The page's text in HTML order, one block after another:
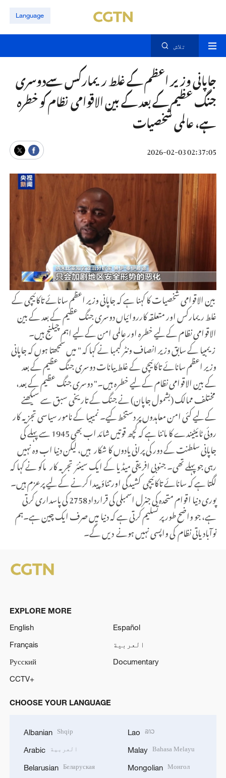
Language
تلاش
جاپانی وزیر اعظم کے غلط ریمارکس سےدوسری
جنگ عظیم کے بعد کے بین الاقوامی نظام کو خطرہ
ہے، عالمی شخصیات
02:37:05 2026-02-03
بین الاقوامی شخصیات کا کہنا ہے کہ جاپانی وزیر اعظم سانائے تاکائیچی کے
غلط ریمارکس اور متعلقہ کارروائیاں دوسری جنگ عظیم کے بعد کے بین
الاقوامی نظام کے لیے خطرہ اور عالمی امن کے لیے اہم چیلنج ہیں۔
زیمبیا کے سابق وزیر انصاف ونٹر کبمبا نے کہا کہ " میں سمجھتا ہوں کہ جاپانی
وزیر اعظم سانائے تاکائیچی کے غلط بیانات دوسری جنگ عظیم کے بعد
کے بین الاقوامی نظام کے لیے خطرہ ہیں۔" دوسری جنگ عظیم کے بعد،
مختلف ممالک (بشمول جاپان) نے جنگ کے تاریخی سبق سے سیکھنے
کے لیے کئی امن معاہدوں پر دستخط کیے۔ نمیبیا کے نامور سیاسی تجزیہ کار
روئی ٹائیٹیندے کا ماننا ہے کہ کچھ قوتیں شائد اب بھی 1945 سے پہلے کی
جاپانی سلطنت کے دور کی پرانی یادوں کا شکار ہیں، لیکن دنیا اب وہ نہیں
رہی جو پہلے تھی۔ جنوبی افریقی میڈیا کے ایک سینئر تجربہ کار ماکو نے کہا کہ
لگتا ہے کہ سانائے تاکائیچی کشیدگی اور تناؤ پیدا کرنے کے لیے پرعزم ہیں۔
پوری دنیا اقوام متحدہ کی جنرل اسمبلی کی قرارداد 2758 کی پاسداری کرتی
ہے، جو واضح طور پر تسلیم کرتی ہے کہ دنیا میں صرف ایک چین ہے۔ہم
نوآبادیاتی نظام کی واپسی نہیں ہونے دیں گے۔
EXPLORE MORE
English
Español
Français
العربية
Русский
Documentary
CCTV+
CHOOSE YOUR LANGUAGE
Albanian Shqip
Arabic العربية
Belarusian Беларуская
Lao ລາວ
Malay Bahasa Melayu
Mongolian Монгол